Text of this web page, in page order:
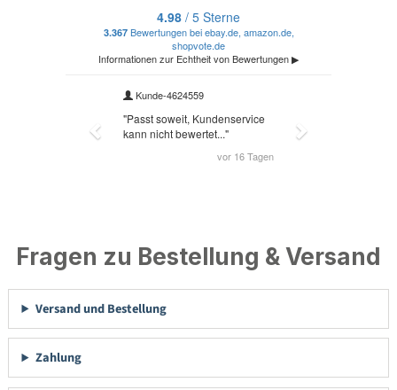
Fragen zu Bestellung & Versand
Versand und Bestellung
Zahlung